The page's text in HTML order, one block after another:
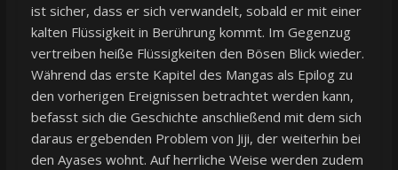
ist sicher, dass er sich verwandelt, sobald er mit einer
kalten Flüssigkeit in Berührung kommt. Im Gegenzug
vertreiben heiße Flüssigkeiten den Bösen Blick wieder.
Während das erste Kapitel des Mangas als Epilog zu
den vorherigen Ereignissen betrachtet werden kann,
befasst sich die Geschichte anschließend mit dem sich
daraus ergebenden Problem von Jiji, der weiterhin bei
den Ayases wohnt. Auf herrliche Weise werden zudem